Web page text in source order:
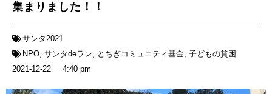
集まりました！！
サンタ2021
NPO, サンタdeラン, とちぎコミュニティ基金, 子どもの貧困
2021-12-22
4:40 pm